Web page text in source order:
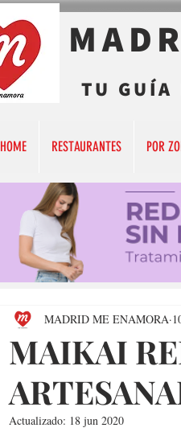
TU GUÍA
HOME RESTAURANTES POR
MAIKAI
MADRID ME ENAMORA
Actualizado: 18 jun 2020